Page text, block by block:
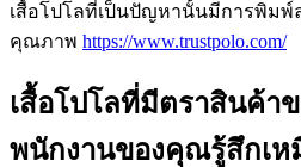
เสื้อโปโลที่เป็นปัญหานั้นมีการพิม
คุณภาพ https://www.trustpolo.com/
เสื้อโปโลที่มีตราสินค้า
พนักงานของคุณรู้สึกเห